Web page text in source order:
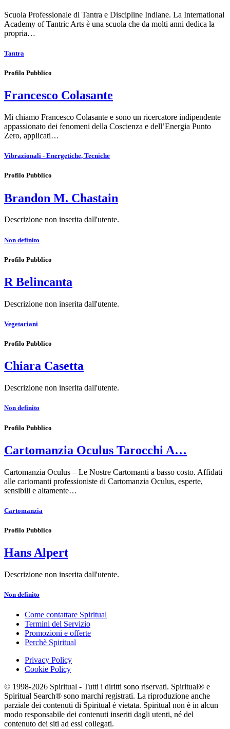
Scuola Professionale di Tantra e Discipline Indiane. La International
Academy of Tantric Arts è una scuola che da molti anni dedica la
propria…
Tantra
Profilo Pubblico
Francesco Colasante
Mi chiamo Francesco Colasante e sono un ricercatore indipendente
appassionato dei fenomeni della Coscienza e dell’Energia Punto
Zero, applicati…
Vibrazionali - Energetiche, Tecniche
Profilo Pubblico
Brandon M. Chastain
Descrizione non inserita dall'utente.
Non definito
Profilo Pubblico
R Belincanta
Descrizione non inserita dall'utente.
Vegetariani
Profilo Pubblico
Chiara Casetta
Descrizione non inserita dall'utente.
Non definito
Profilo Pubblico
Cartomanzia Oculus Tarocchi A…
Cartomanzia Oculus – Le Nostre Cartomanti a basso costo. Affidati
alle cartomanti professioniste di Cartomanzia Oculus, esperte,
sensibili e altamente…
Cartomanzia
Profilo Pubblico
Hans Alpert
Descrizione non inserita dall'utente.
Non definito
Come contattare Spiritual
Termini del Servizio
Promozioni e offerte
Perchè Spiritual
Privacy Policy
Cookie Policy
© 1998-2026 Spiritual - Tutti i diritti sono riservati. Spiritual® e
Spiritual Search® sono marchi registrati. La riproduzione anche
parziale dei contenuti di Spiritual è vietata. Spiritual non è in alcun
modo responsabile dei contenuti inseriti dagli utenti, né del
contenuto dei siti ad essi collegati.